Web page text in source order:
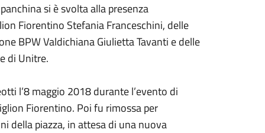
si è svolta alla presenza
Fiorentino Stefania Franceschini, delle
BPW Valdichiana Giulietta Tavanti e delle
di Unitre.
l’8 maggio 2018 durante l’evento di
Fiorentino. Poi fu rimossa per
della piazza, in attesa di una nuova